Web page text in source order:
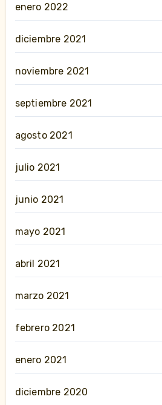
enero 2022
diciembre 2021
noviembre 2021
septiembre 2021
agosto 2021
julio 2021
junio 2021
mayo 2021
abril 2021
marzo 2021
febrero 2021
enero 2021
diciembre 2020